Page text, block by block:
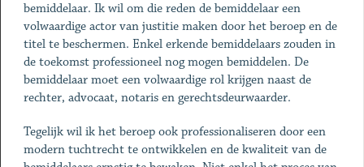
bemiddelaar. Ik wil om die reden de bemiddelaar een
volwaardige actor van justitie maken door het beroep en de
titel te beschermen. Enkel erkende bemiddelaars zouden in
de toekomst professioneel nog mogen bemiddelen. De
bemiddelaar moet een volwaardige rol krijgen naast de
rechter, advocaat, notaris en gerechtsdeurwaarder.
Tegelijk wil ik het beroep ook professionaliseren door een
modern tuchtrecht te ontwikkelen en de kwaliteit van de